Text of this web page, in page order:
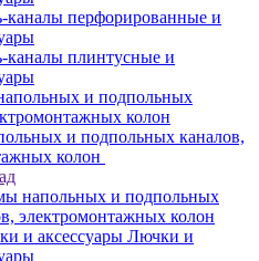
каналы перфорированные и
каналы плинтусные и
и подпольных каналов,
колон
напольных и подпольных
электромонтажных колон
Лючки и